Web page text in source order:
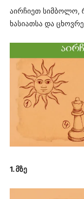
აირჩიეთ სიმბოლო,
ხასიათსა და
1. მზე